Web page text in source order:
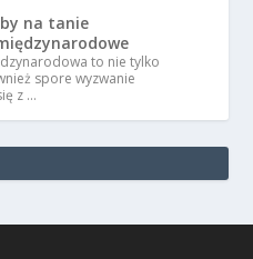
na tanie
to nie tylko
spore wyzwanie
z …